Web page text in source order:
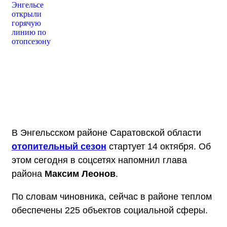
В Энгельсском районе Саратовской области
отопительный сезон стартует 14 октября. Об
этом сегодня в соцсетях напомнил глава
района Максим Леонов.
По словам чиновника, сейчас в районе теплом
обеспечены 225 объектов социальной сферы.